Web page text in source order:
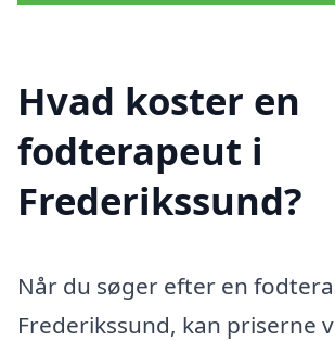
Hvad koster en
fodterapeut i
Frederikssund?
Når du søger efter en
Frederikssund, kan priserne